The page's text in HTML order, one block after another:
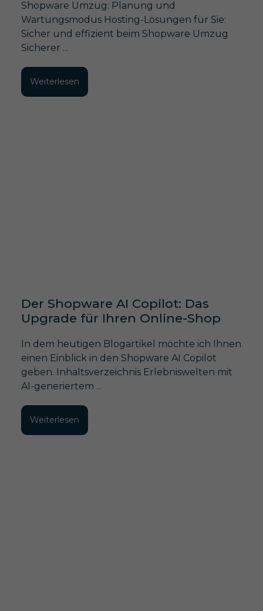
Shopware Umzug: Planung und
Wartungsmodus Hosting-Lösungen für Sie:
Sicher und effizient beim Shopware Umzug
Sicherer ...
Weiterlesen
Der Shopware AI Copilot: Das
Upgrade für Ihren Online-Shop
In dem heutigen Blogartikel möchte ich Ihnen
einen Einblick in den Shopware AI Copilot
geben. Inhaltsverzeichnis Erlebniswelten mit
AI-generiertem ...
Weiterlesen